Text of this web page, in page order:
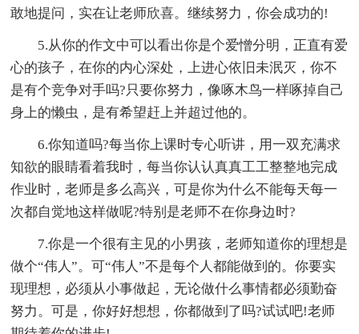
敢地提问，实在让老师欣喜。继续努力，你会成功的!
5.从你的作文中可以看出你是个爱憎分明，正直有爱
心的孩子，在你的内心深处，上进心依旧未泯灭，你不
是有个竞争对手吗?只要你努力，像啄木鸟一样啄掉自己
身上的懒虫，是有希望赶上并超过他的。
6.你知道吗?每当你上课时专心听讲，用一双充满求
知欲的眼睛看着我时，每当你认认真真工工整整地完成
作业时，老师是多么高兴，可是你为什么不能每天每一
次都自觉地这样做呢?特别是老师不在你身边时?
7.你是一个很有主见的小男孩，老师知道你的理想是
做个“伟人”。可“伟人”不是每个人都能做到的。你要实
现理想，必须从小事做起，无论做什么事情都必须勤奋
努力。可是，你好好想想，你都做到了吗?试试吧!老师